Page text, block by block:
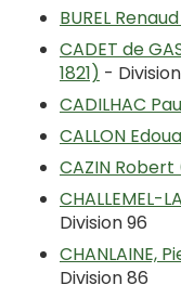
BUREL
CADET de
1821) -
CADILHAC
CALLON
CAZIN Robert
CHALLEMEL-
Division 96
CHANLAINE,
Division 86